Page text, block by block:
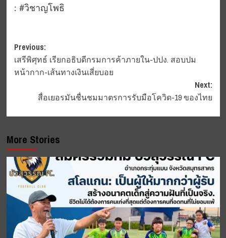
: #วิชาญโพธิ
Post
navigation
Previous:
เสรีพิศุทธ์ เรียกอธิบดีกรมการค้าภายใน-ปปง. สอบปม
หน้ากาก-เส้นทางเงินเสี่ยบอย
Next:
สื่อเยอรมันชื่นชมมาตรการรับมือโควิด-19 ของไทย
More Stories